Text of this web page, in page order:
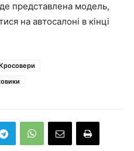
представлена модель,
на автосалоні в кінці